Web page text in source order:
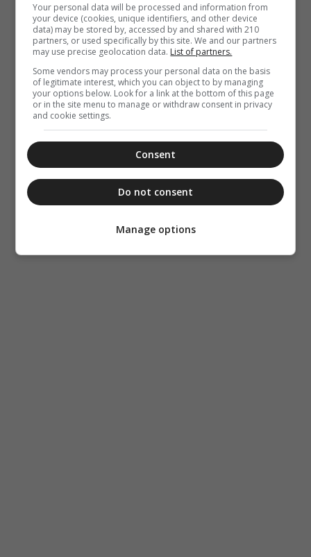
Your personal data will be processed and information from
your device (cookies, unique identifiers, and other device
data) may be stored by, accessed by and shared with 210
partners, or used specifically by this site. We and our partners
may use precise geolocation data. List of partners.
Some vendors may process your personal data on the basis
of legitimate interest, which you can object to by managing
your options below. Look for a link at the bottom of this page
or in the site menu to manage or withdraw consent in privacy
and cookie settings.
Consent
Do not consent
Manage options